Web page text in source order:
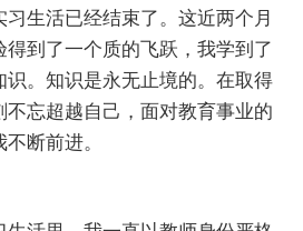
生活已经结束了。这近两个月
到了一个质的飞跃，我学到了
识。知识是永无止境的。在取得
忘超越自己，面对教育事业的
断前进。